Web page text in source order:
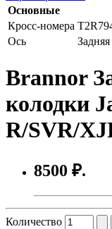
Основные
Кросс-номера
Ось
Задняя
Brannor
колодки
R/SVR/
8500 ₽.
Количество